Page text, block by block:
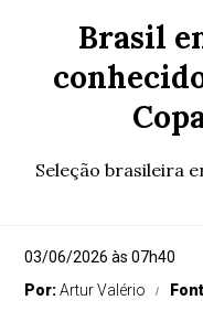
Brasil
Seleção brasileira
03/06/2026 às 07h40
Por:Artur Valério